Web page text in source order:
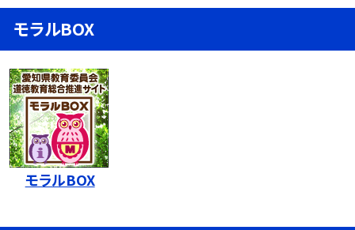
モラルBOX
モラルBOX